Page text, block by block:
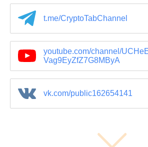
t.me/CryptoTabChannel
youtube.com/channel/
Vag9EyZfZ7G8MByA
vk.com/public162654141